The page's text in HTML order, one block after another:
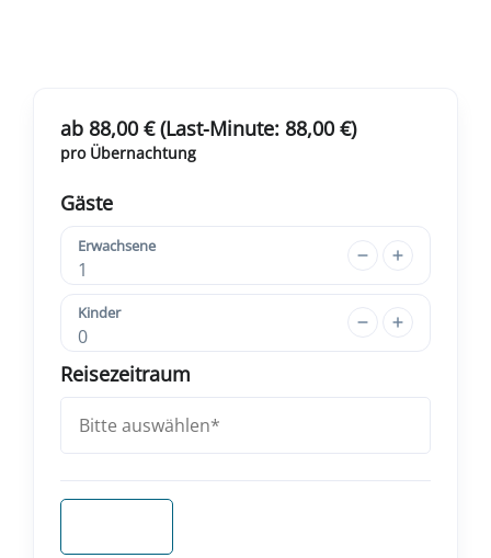
ab 88,00 € (Last-Minute: 88,00 €)
pro Übernachtung
Gäste
Erwachsene
1
Kinder
0
Reisezeitraum